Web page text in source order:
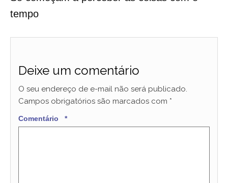
tempo
Deixe um comentário
O seu endereço de e-mail não será publicado.
Campos obrigatórios são marcados com *
Comentário*